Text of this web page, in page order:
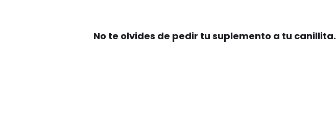
No te olvides de pedir tu suplemento a tu canillita.